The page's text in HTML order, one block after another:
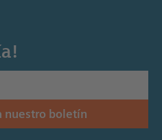
nuestro boletín